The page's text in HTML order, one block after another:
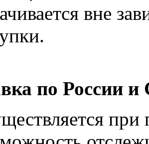
вне
по России
при